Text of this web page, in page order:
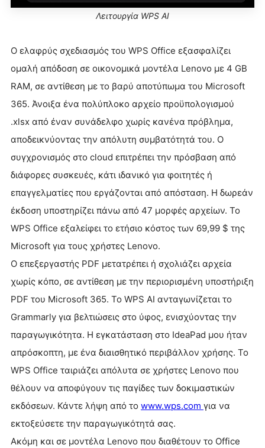
Λειτουργία WPS AI
Ο ελαφρύς σχεδιασμός του WPS Office εξασφαλίζει
ομαλή απόδοση σε οικονομικά μοντέλα Lenovo με 4 GB
RAM, σε αντίθεση με το βαρύ αποτύπωμα του Microsoft
365. Άνοιξα ένα πολύπλοκο αρχείο προϋπολογισμού
.xlsx από έναν συνάδελφο χωρίς κανένα πρόβλημα,
αποδεικνύοντας την απόλυτη συμβατότητά του. Ο
συγχρονισμός στο cloud επιτρέπει την πρόσβαση από
διάφορες συσκευές, κάτι ιδανικό για φοιτητές ή
επαγγελματίες που εργάζονται από απόσταση. Η δωρεάν
έκδοση υποστηρίζει πάνω από 47 μορφές αρχείων. Το
WPS Office εξαλείφει το ετήσιο κόστος των 69,99 $ της
Microsoft για τους χρήστες Lenovo.
Ο επεξεργαστής PDF μετατρέπει ή σχολιάζει αρχεία
χωρίς κόπο, σε αντίθεση με την περιορισμένη υποστήριξη
PDF του Microsoft 365. Το WPS AI ανταγωνίζεται το
Grammarly για βελτιώσεις στο ύφος, ενισχύοντας την
παραγωγικότητα. Η εγκατάσταση στο IdeaPad μου ήταν
απρόσκοπτη, με ένα διαισθητικό περιβάλλον χρήσης. Το
WPS Office ταιριάζει απόλυτα σε χρήστες Lenovo που
θέλουν να αποφύγουν τις παγίδες των δοκιμαστικών
εκδόσεων. Κάντε λήψη από το www.wps.com για να
εκτοξεύσετε την παραγωγικότητά σας.
Ακόμη και σε μοντέλα Lenovo που διαθέτουν το Office